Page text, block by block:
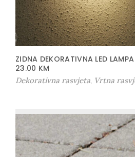
ZIDNA DEKORATIVNA LED LAMPA
23.00 KM
Dekorativna rasvjeta, Vrtna